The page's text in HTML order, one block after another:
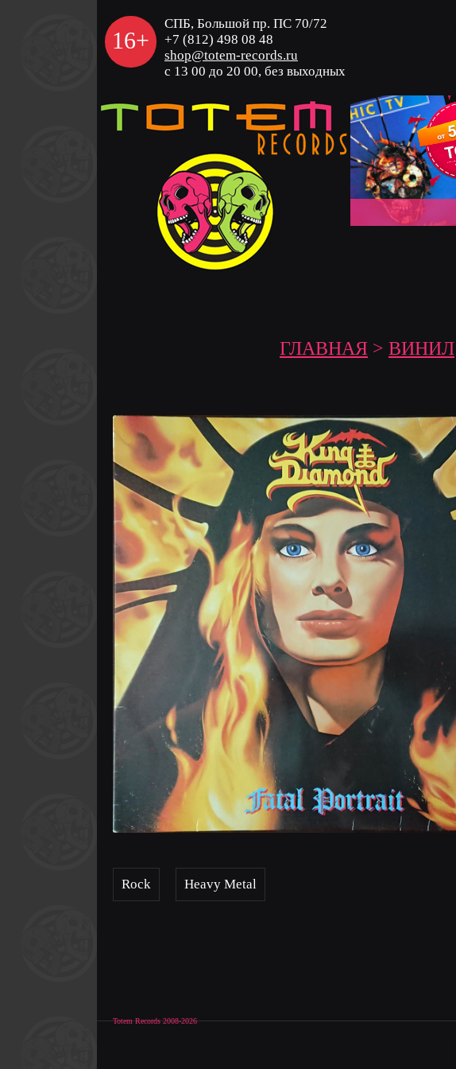
16+
СПБ, Большой пр. ПС 70/72
+7 (812) 498 08 48
shop@totem-records.ru
с 13 00 до 20 00, без выходных
ГЛАВНАЯ > ВИНИЛ
Rock Heavy Metal
Totem Records 2008-2026